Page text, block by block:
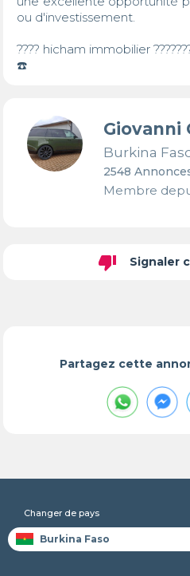
ou d'investissement.
???? hicham immobilier
☎️
Giovanni
Burkina
2548
Membre
thumb_down Signaler
Partagez cette
Changer de pays